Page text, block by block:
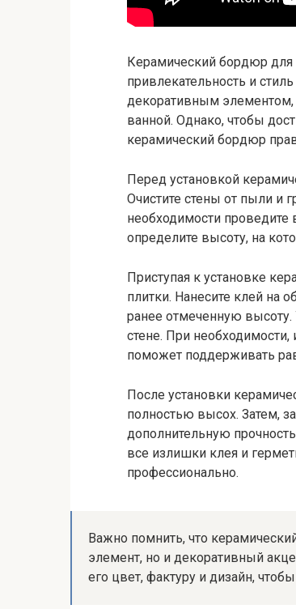
Керамический бордюр для
привлекательность и
декоративным элементом,
ванной. Однако, чтобы
керамический бордюр
Перед установкой
Очистите стены от пыли и
необходимости проведите
определите высоту, на
Приступая к установке
плитки. Нанесите клей на
ранее отмеченную
стене. При
поможет поддерживать
После установки
полностью высох. Затем,
дополнительную
все излишки клея и
профессионально.
Важно помнить, что
элемент, но и декоративный
его цвет, фактуру и дизайн,